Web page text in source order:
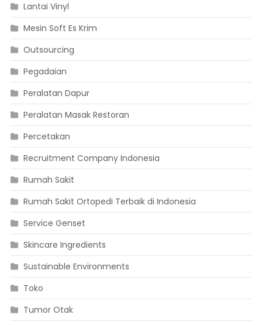
Lantai Vinyl
Mesin Soft Es Krim
Outsourcing
Pegadaian
Peralatan Dapur
Peralatan Masak Restoran
Percetakan
Recruitment Company Indonesia
Rumah Sakit
Rumah Sakit Ortopedi Terbaik di Indonesia
Service Genset
Skincare Ingredients
Sustainable Environments
Toko
Tumor Otak